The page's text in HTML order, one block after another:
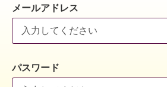
メールアドレス
パスワード